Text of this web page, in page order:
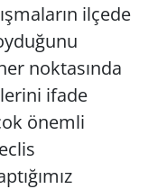
ilçede
noktasında
ifade
önemli